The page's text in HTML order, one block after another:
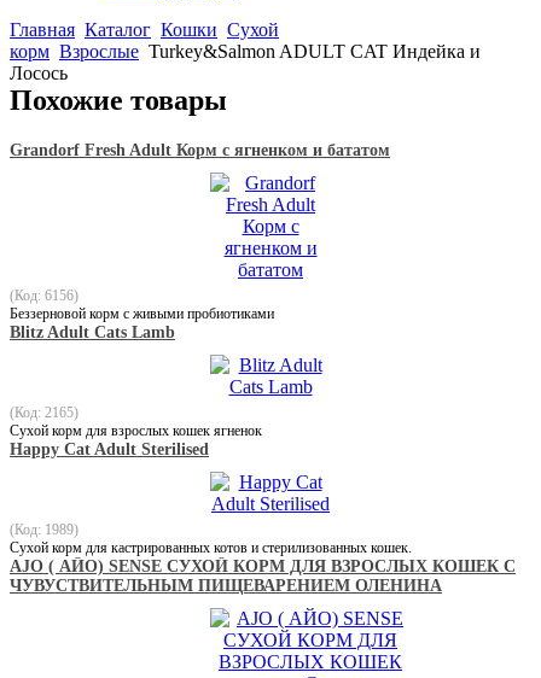
Главная Каталог Кошки Сухой
корм Взрослые Turkey&Salmon ADULT CAT Индейка и
Лосось
Похожие товары
Grandorf Fresh Adult Корм с ягненком и бататом
(Код: 6156)
Беззерновой корм с живыми пробиотиками
Blitz Adult Cats Lamb
(Код: 2165)
Сухой корм для взрослых кошек ягненок
Happy Cat Adult Sterilised
(Код: 1989)
Сухой корм для кастрированных котов и стерилизованных кошек.
АJO ( АЙО) SENSE СУХОЙ КОРМ ДЛЯ ВЗРОСЛЫХ КОШЕК С
ЧУВУСТВИТЕЛЬНЫМ ПИЩЕВАРЕНИЕМ ОЛЕНИНА